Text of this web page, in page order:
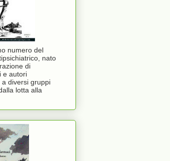
numero del
nato
di
e autori
diversi gruppi
lotta alla